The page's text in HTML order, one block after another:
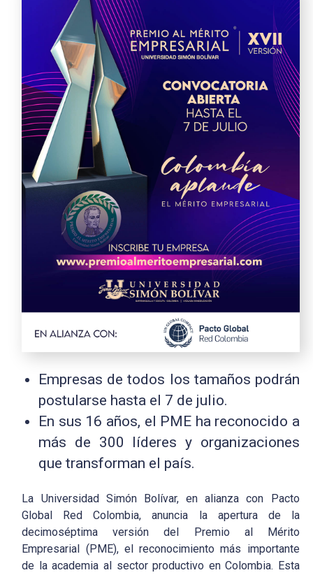
Empresas de todos los tamaños podrán
postularse hasta el 7 de julio.
En sus 16 años, el PME ha reconocido a
más de 300 líderes y organizaciones
que transforman el país.
La Universidad Simón Bolívar, en alianza con Pacto
Global Red Colombia, anuncia la apertura de la
decimoséptima versión del Premio al Mérito
Empresarial (PME), el reconocimiento más importante
de la academia al sector productivo en Colombia. Esta